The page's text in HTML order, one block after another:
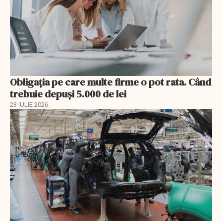
Obligația pe care multe firme o pot rata. Când
trebuie depuși 5.000 de lei
23 IULIE 2026